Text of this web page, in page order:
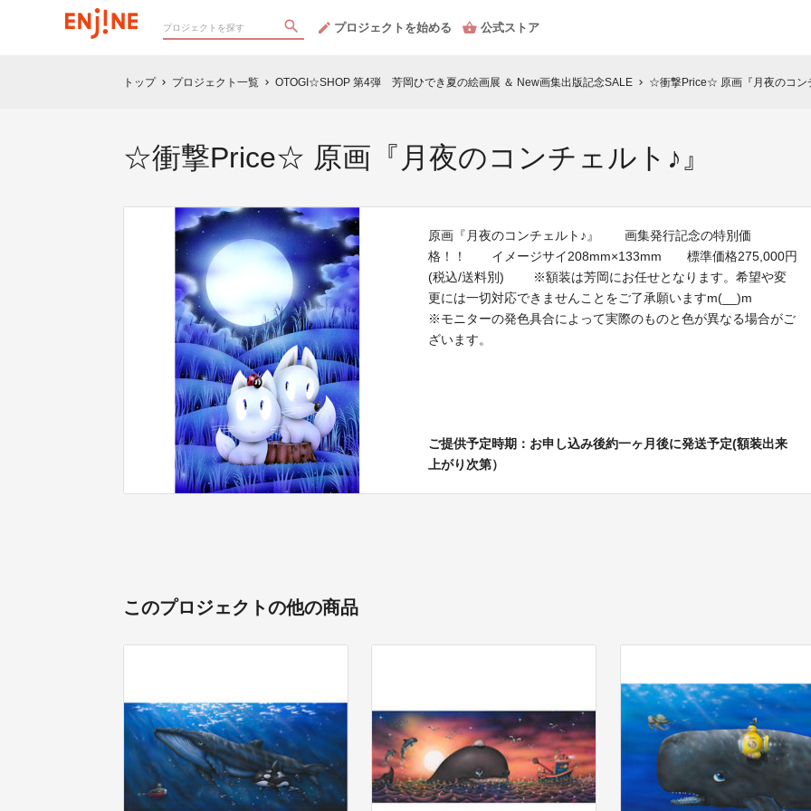
プロジェクトを始める 公式ストア
トップ chevron_right プロジェクト一覧 chevron_right OTOGI☆SHOP 第4弾 芳岡ひでき夏の絵画展 ＆ New画集出版記念SALE chevron_right ☆衝撃Price☆ 原画『月夜のコン
☆衝撃Price☆ 原画『月夜のコンチェルト♪』
原画『月夜のコンチェルト♪』 画集発行記念の特別価
格！！ イメージサイ208mm×133mm 標準価格275,000円
(税込/送料別) ※額装は芳岡にお任せとなります。希望や変
更には一切対応できませんことをご了承願いますm(__)m
※モニターの発色具合によって実際のものと色が異なる場合がご
ざいます。
ご提供予定時期：お申し込み後約一ヶ月後に発送予定(額装出来
上がり次第）
このプロジェクトの他の商品